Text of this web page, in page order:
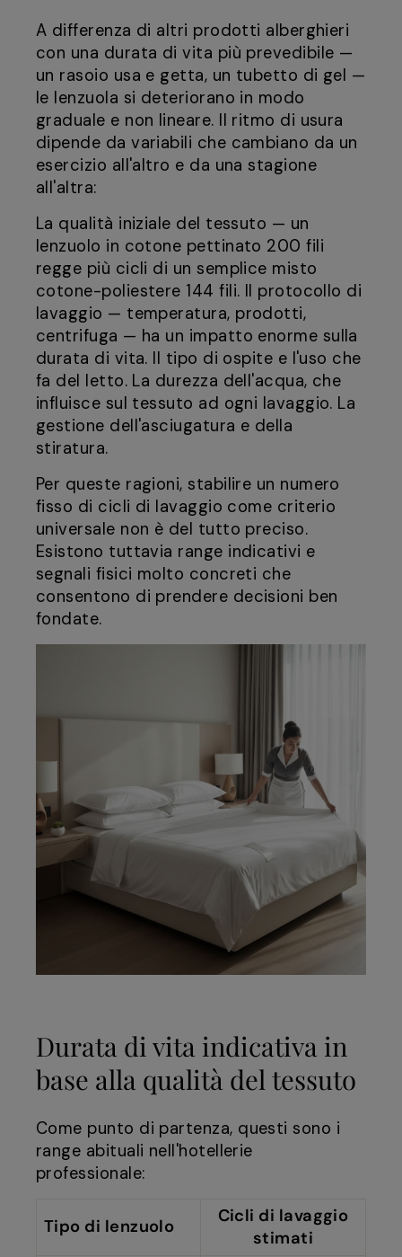
A differenza di altri prodotti alberghieri
con una durata di vita più prevedibile —
un rasoio usa e getta, un tubetto di gel —
le lenzuola si deteriorano in modo
graduale e non lineare. Il ritmo di usura
dipende da variabili che cambiano da un
esercizio all'altro e da una stagione
all'altra:
La qualità iniziale del tessuto — un
lenzuolo in cotone pettinato 200 fili
regge più cicli di un semplice misto
cotone-poliestere 144 fili. Il protocollo di
lavaggio — temperatura, prodotti,
centrifuga — ha un impatto enorme sulla
durata di vita. Il tipo di ospite e l'uso che
fa del letto. La durezza dell'acqua, che
influisce sul tessuto ad ogni lavaggio. La
gestione dell'asciugatura e della
stiratura.
Per queste ragioni, stabilire un numero
fisso di cicli di lavaggio come criterio
universale non è del tutto preciso.
Esistono tuttavia range indicativi e
segnali fisici molto concreti che
consentono di prendere decisioni ben
fondate.
Durata di vita indicativa in
base alla qualità del tessuto
Come punto di partenza, questi sono i
range abituali nell'hotellerie
professionale:
Tipo di lenzuolo
Cicli di lavaggio
stimati